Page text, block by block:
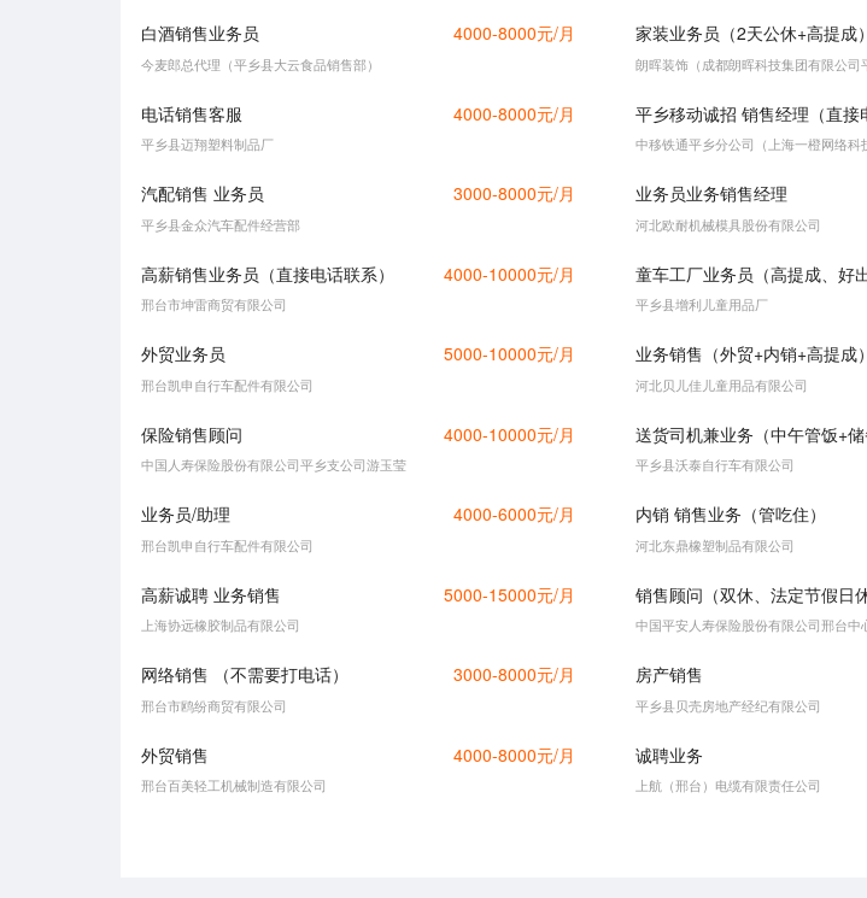
白酒销售业务员 4000-8000元/月
今麦郎总代理（平乡县大云食品销售部）
家装业务员（2天公休+高提成）
朗晖装饰（成都朗晖科技集团有限公司
电话销售客服 4000-8000元/月
平乡县迈翔塑料制品厂
平乡移动诚招 销售经理（直接电话
中移铁通平乡分公司（上海一橙网络科
汽配销售 业务员 3000-8000元/月
平乡县金众汽车配件经营部
业务员业务销售经理
河北欧耐机械模具股份有限公司
高薪销售业务员（直接电话联系） 4000-10000元/月
邢台市坤雷商贸有限公司
童车工厂业务员（高提成、好出
平乡县增利儿童用品厂
外贸业务员 5000-10000元/月
邢台凯申自行车配件有限公司
业务销售（外贸+内销+高提成）
河北贝儿佳儿童用品有限公司
保险销售顾问 4000-10000元/月
中国人寿保险股份有限公司平乡支公司游玉莹
送货司机兼业务（中午管饭+储
平乡县沃泰自行车有限公司
业务员/助理 4000-6000元/月
邢台凯申自行车配件有限公司
内销 销售业务（管吃住）
河北东鼎橡塑制品有限公司
高薪诚聘 业务销售 5000-15000元/月
上海协远橡胶制品有限公司
销售顾问（双休、法定节假日休、各
中国平安人寿保险股份有限公司邢台
网络销售 （不需要打电话） 3000-8000元/月
邢台市鸥纷商贸有限公司
房产销售
平乡县贝壳房地产经纪有限公司
外贸销售 4000-8000元/月
邢台百美轻工机械制造有限公司
诚聘业务
上航（邢台）电缆有限责任公司